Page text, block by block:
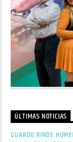
ÚLTIMAS NOTICIAS
GUARDO RINDE